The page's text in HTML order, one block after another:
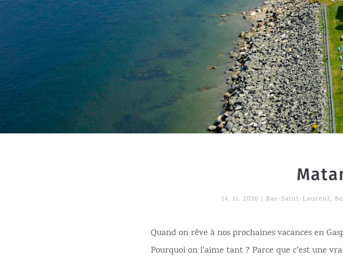
14. 11. 2020 Bas-Saint-Laurent,
Quand on rêve à nos prochaines vacances en
Pourquoi on l’aime tant ? Parce que c’est une